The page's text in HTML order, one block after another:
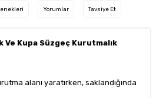
Yorumlar Tavsiye Et
Ve Kupa Süzgeç Kurutmalık
alanı yaratırken, saklandığında